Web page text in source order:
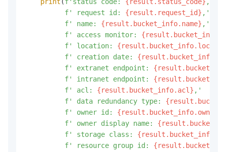
print (f'status code: {result.status_code} ,'
f' request id: {result.request_id} ,'
f' name: {result.bucket_info.name} ,'
f' access monitor:
f' location:
f' creation date:
f' extranet endpoint:
f' intranet endpoint:
f' acl: {result.bucket_info.acl} ,'
f' data redundancy type:
f' owner id: {result.bucket_info.owner.
f' owner display name:
f' storage class:
f' resource group id: